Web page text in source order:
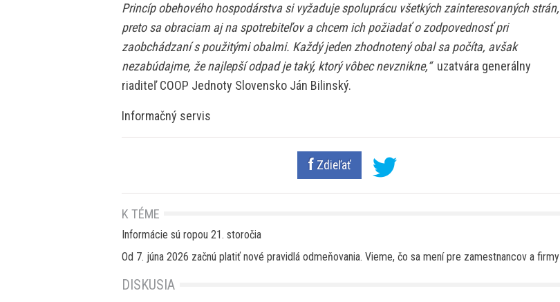
Princíp obehového hospodárstva si vyžaduje spo­luprácu všetkých zainteresovaných strán,
preto sa obraciam aj na spotrebiteľov a chcem ich požiadať o zodpovednosť pri
zaobchádzaní s použitými obalmi. Každý jeden zhodnotený obal sa počíta, avšak
nezabúdajme, že najlepší odpad je taký, ktorý vôbec nevznikne,“ uzatvára generálny
riaditeľ COOP Jednoty Slovensko Ján Bilinský.
Informačný servis
Zdieľať
K TÉME
Informácie sú ropou 21. storočia
Od 7. júna 2026 začnú platiť nové pravidlá odmeňovania. Vieme, čo sa mení pre zamestnancov a firmy
DISKUSIA